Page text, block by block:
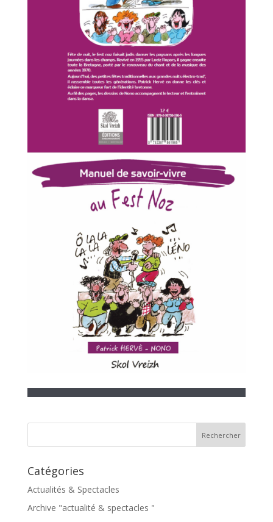
Catégories
Actualités & Spectacles
Archive "actualité & spectacles "